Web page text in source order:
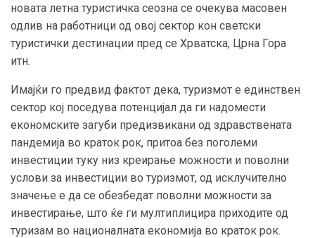
новата летна туристичка сеозна се очекува масовен
одлив на работници од овој сектор кон светски
туристички дестинации пред се Хрватска, Црна Гора
итн.
Имајќи го предвид фактот дека, туризмот е единствен
сектор кој поседува потенцијал да ги надомести
економските загуби предизвикани од здравствената
пандемија во краток рок, притоа без поголеми
инвестиции туку низ креирање можности и поволни
услови за инвестиции во туризмот, од исклучително
значење е да се обезбедат поволни можности за
инвестирање, што ќе ги мултиплицира приходите од
туризам во националната економија во краток рок.